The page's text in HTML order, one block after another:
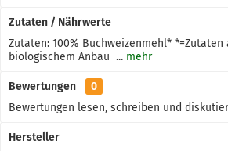
Zutaten / Nährwerte
Zutaten: 100% Buchweizenmehl*
biologischem Anbau ... mehr
Bewertungen
0
Bewertungen lesen, schreiben und
Hersteller